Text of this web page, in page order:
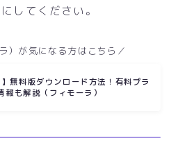
してください。
）が気になる方はこちら／
】無料版ダウンロード方法！有料プラ
報も解説（フィモーラ）